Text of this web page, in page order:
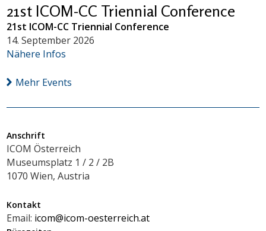
21st ICOM-CC Triennial Conference
21st ICOM-CC Triennial Conference
14. September 2026
Nähere Infos
Mehr Events
Anschrift
ICOM Österreich
Museumsplatz 1 / 2 / 2B
1070 Wien, Austria
Kontakt
Email: icom@icom-oesterreich.at